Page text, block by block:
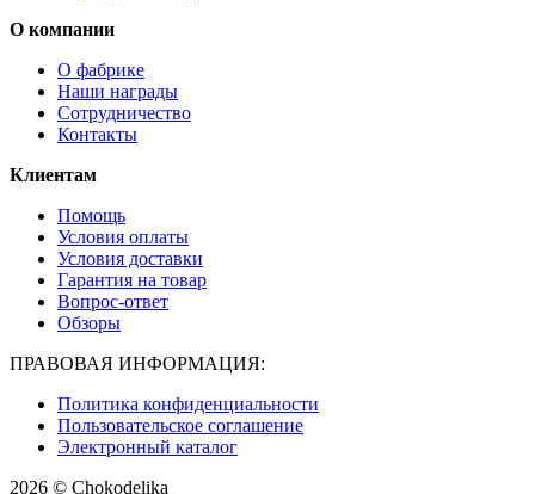
О компании
О фабрике
Наши награды
Сотрудничество
Контакты
Клиентам
Помощь
Условия оплаты
Условия доставки
Гарантия на товар
Вопрос-ответ
Обзоры
ПРАВОВАЯ ИНФОРМАЦИЯ:
Политика конфиденциальности
Пользовательское соглашение
Электронный каталог
2026 © Chokodelika